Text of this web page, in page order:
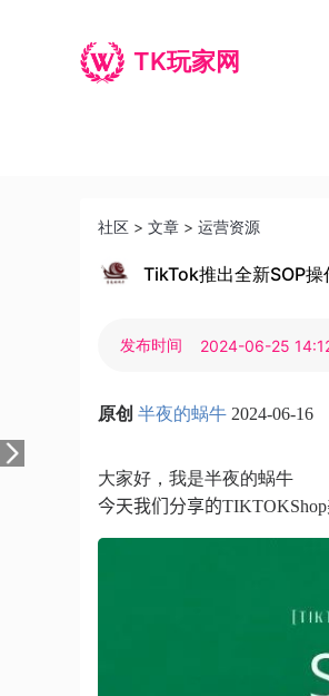
TK玩家网
社区 > 文章 > 运营资源
TikTok推出全新SOP操
发布时间 2024-06-25
原创 半夜的蜗牛 2024-06-16
大家好，我是半夜的蜗牛
今天我们分享的